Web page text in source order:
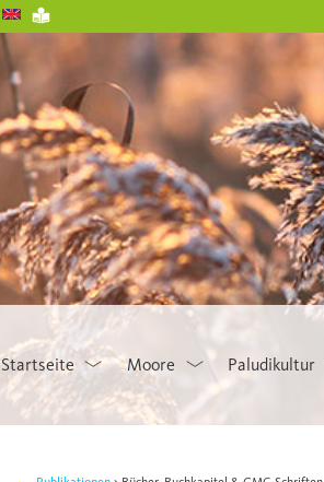
Startseite Moore Paludikultur